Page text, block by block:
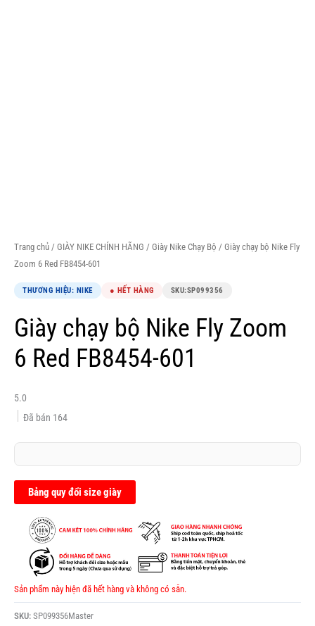
Trang chủ / GIÀY NIKE CHÍNH HÃNG / Giày Nike Chạy Bộ / Giày chạy bộ Nike Fly
Zoom 6 Red FB8454-601
THƯƠNG HIỆU: NIKE ● HẾT HÀNG SKU:SP099356
Giày chạy bộ Nike Fly Zoom
6 Red FB8454-601
5.0
Đã bán 164
Bảng quy đổi size giày
Sản phẩm này hiện đã hết hàng và không có sẵn.
SKU: SP099356Master